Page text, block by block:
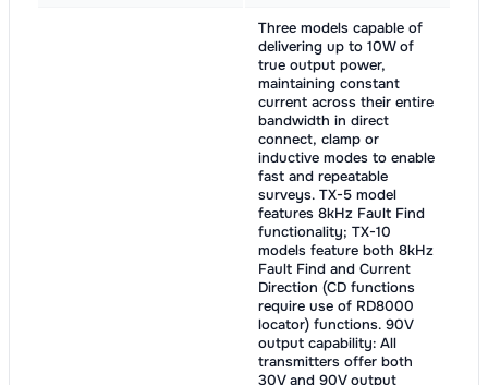
Three models capable of
delivering up to 10W of
true output power,
maintaining constant
current across their entire
bandwidth in direct
connect, clamp or
inductive modes to enable
fast and repeatable
surveys. TX-5 model
features 8kHz Fault Find
functionality; TX-10
models feature both 8kHz
Fault Find and Current
Direction (CD functions
require use of RD8000
locator) functions. 90V
output capability: All
transmitters offer both
30V and 90V output